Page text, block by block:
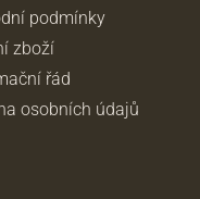
podmínky
zboží
řád
osobních údajů